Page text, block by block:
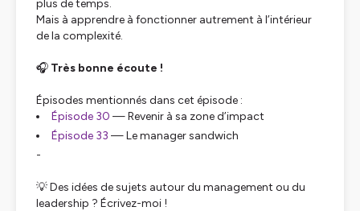
plus de temps.
Mais à apprendre à fonctionner autrement à l’intérieur
de la complexité.
🎧 Très bonne écoute !
Épisodes mentionnés dans cet épisode :
Épisode 30 —Revenir à sa zone d’impact
Épisode 33 —Le manager sandwich
-
💡 Des idées de sujets autour du management ou du
leadership ? Écrivez-moi !